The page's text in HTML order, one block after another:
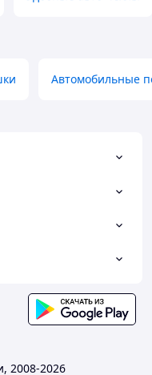
Автомобильные
2008-2026